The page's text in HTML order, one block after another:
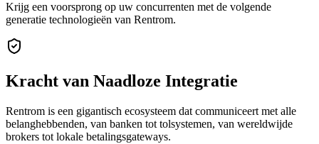
Krijg een voorsprong op uw concurrenten met de volgende
generatie technologieën van Rentrom.
Kracht van Naadloze Integratie
Rentrom is een gigantisch ecosysteem dat communiceert met alle
belanghebbenden, van banken tot tolsystemen, van wereldwijde
brokers tot lokale betalingsgateways.